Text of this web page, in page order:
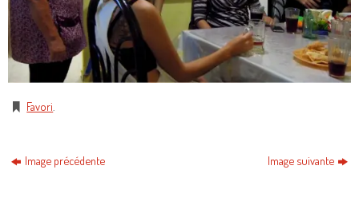
Favori
Image précédente Image suivante